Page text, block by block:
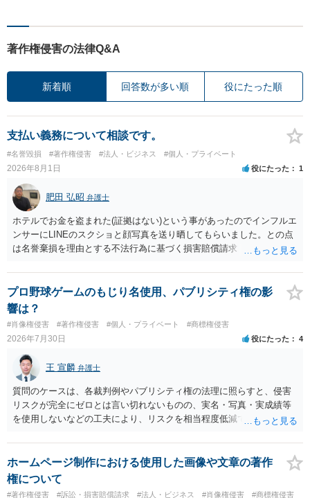
著作権侵害の法律Q&A
新着順 回答数が多い順 役にたった順
支払い義務について相談です。
#名誉毀損 #著作権侵害 #法人・ビジネス #個人・プライベート
2026年8月1日 役にたった 1
肥田 弘昭 弁護士
ホテルでお金を盗まれた(証拠はない)という事があったのでインフルエ
ンサーにLINEのスクショと顔写真を送り晒してもらいました。との点
は名誉棄損を理由とする不法行為に基づく損害賠償請求（共同不法行
その人が会社を経営しているようで仕事が飛んだとのことでその分の
賠償金と8人分の従業員の年間利益を請求すると言われています。」で
の計算がすべて損害とならないかと思いますので、損害額で争っても
良いかと思います。ご参考にしてください。
プロ野球ゲームのもじり名使用、パブリシティ権の影
響は？
#肖像権侵害 #著作権侵害 #個人・プライベート #商標権侵害
2026年7月30日 役にたった 4
王 宣麟 弁護士
質問のケースは、各裁判例やパブリシティ権の法理に照らすと、侵害
リスクが完全にゼロとは言い切れないものの、実名・写真・実成績等
を使用しないなどの工夫により、リスクを相当程度低減できる設計に
推測できる」という点は、裁判で争われた場合に「専ら顧客吸引力の
利用を目的とする」と判断される余地を残すため、一定の注意が必要
です。 また、広告収益の有無は、侵害判断に一定の影響を与える可能
性がありますが、決定的要因ではありません。 パブリシティ権侵害の
ホームページ制作における使用した画像や文章の著作
権について
#著作権侵害 #訴訟・損害賠償請求 #法人・ビジネス #肖像権侵害 #商標権侵害